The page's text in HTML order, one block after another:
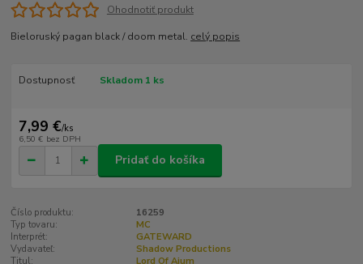
Ohodnotiť produkt
Bieloruský pagan black / doom metal. celý popis
Dostupnosť Skladom 1 ks
7,99 €/ks
6,50 € bez DPH
Pridať do košíka
Číslo produktu:
16259
Typ tovaru:
MC
Interprét:
GATEWARD
Vydavateľ:
Shadow Productions
Titul:
Lord Of Aium